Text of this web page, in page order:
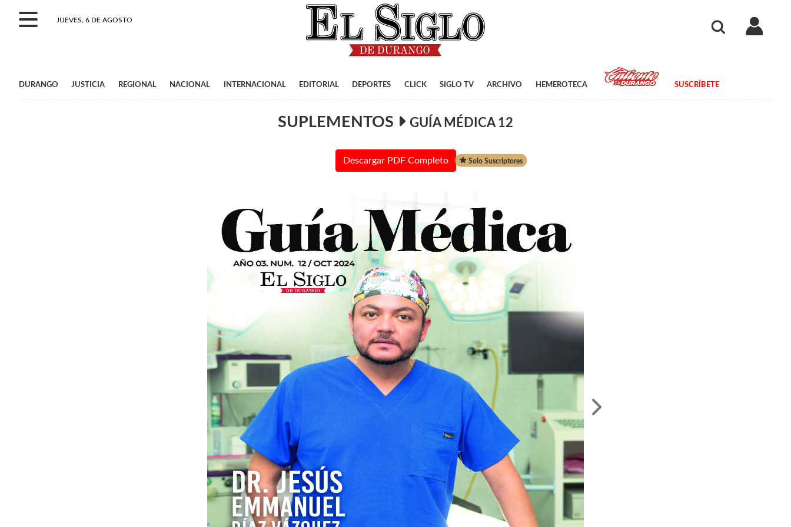
JUEVES, 6 DE AGOSTO
DURANGO JUSTICIA REGIONAL NACIONAL INTERNACIONAL EDITORIAL DEPORTES CLICK SIGLO TV ARCHIVO HEMEROTECA SUSCRÍBETE
SUPLEMENTOS GUÍA MÉDICA 12
Descargar PDF Completo Solo Suscriptores